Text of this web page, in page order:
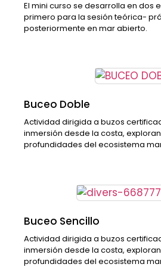
El mini curso se desarrolla en dos
primero para la sesión teórica-
posteriormente en mar abierto.
Buceo Doble
Actividad dirigida a buzos
inmersión desde la costa,
profundidades del ecosistema
Buceo Sencillo
Actividad dirigida a buzos
inmersión desde la costa,
profundidades del ecosistema